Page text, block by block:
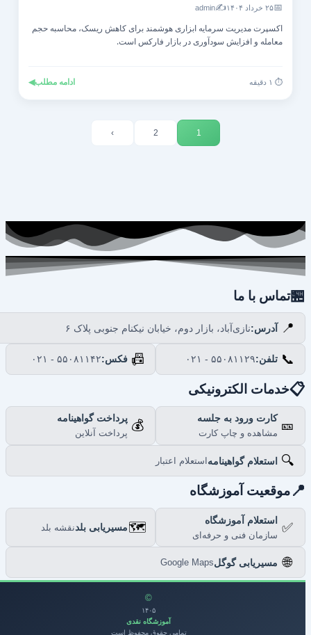
۲۵ خرداد ۱۴۰۴ ✍️
admin
اکسپرت مدیریت سرمایه ابزاری هوشمند برای کاهش ریسک، محاسبه حجم
معامله و افزایش سودآوری در بازار فارکس است.
ادامه مطلب◀
تماس با ما
📍 آدرس:نازی‌آباد، بازار دوم، خیابان نیکنام جنوبی پلاک ۶
📞 تلفن:۰۲۱ - ۵۵۰۸۱۱۲۹ 📠 فکس:۰۲۱ - ۵۵۰۸۱۱۴۲
خدمات الکترونیکی
🎫 کارت ورود به جلسه
مشاهده و چاپ کارت
💰 پرداخت گواهینامه
پرداخت آنلاین
🔍 استعلام گواهینامهاستعلام اعتبار
موقعیت آموزشگاه
✅ استعلام آموزشگاه
سازمان فنی و حرفه‌ای
🗺️مسیریابی بلدنقشه بلد
مسیریابی گوگلGoogle Maps
۱۴۰۵
آموزشگاه نقدی
تمامی حقوق محفوظ است